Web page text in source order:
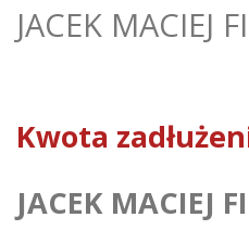
JACEK MACIEJ
Kwota
JACEK MACIEJ